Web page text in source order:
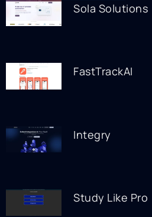
Sola Solutions
FastTrackAI
Integry
Study Like Pro